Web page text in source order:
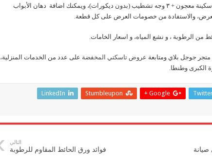
والعرض يشمل عمل وجه سيلر + ٣ سكينة معجون + ٣ وجه تشطيب (بدون ديكورات)، ويمكنك اضافة دهان الأبواب
والاستفادة من خصومات العرض على كل قطعة.
من الرطوبة ، و نشع المياه، و اسعار الخامات.
جوجل بلاي ومتابعة عروض تاسكتي المخفضة على عدد من الخدمات المنزلية،
الكبرى وطنطا.
Google +
Stumbleupon
LinkedIn
التالي
فوائد ورق الحائط المقاوم للرطوبة